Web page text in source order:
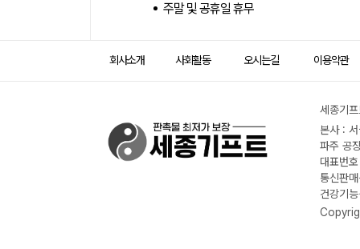
주말 및 공휴일 휴무
회사소개 사회활동 오시는길 이용약관
세종기
본사 :
파주 공
대표번
통신판
건강기